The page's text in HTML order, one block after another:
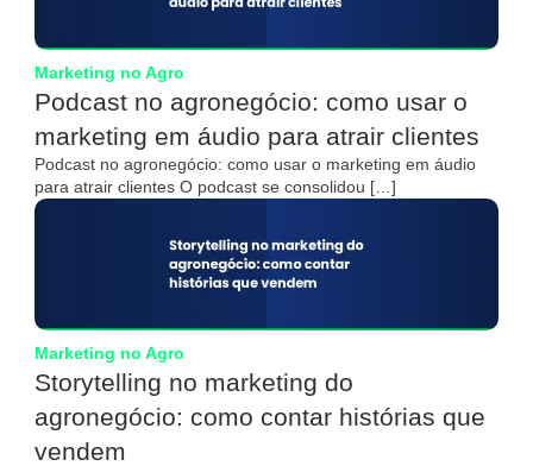
Marketing no Agro
Podcast no agronegócio: como usar o
marketing em áudio para atrair clientes
Podcast no agronegócio: como usar o marketing em áudio
para atrair clientes O podcast se consolidou […]
Marketing no Agro
Storytelling no marketing do
agronegócio: como contar histórias que
vendem